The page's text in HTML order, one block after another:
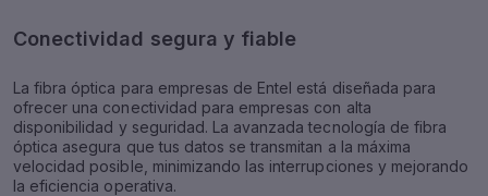
Conectividad segura y fiable
La fibra óptica para empresas de Entel está diseñada para
ofrecer una conectividad para empresas con alta
disponibilidad y seguridad. La avanzada tecnología de fibra
óptica asegura que tus datos se transmitan a la máxima
velocidad posible, minimizando las interrupciones y mejorando
la eficiencia operativa.